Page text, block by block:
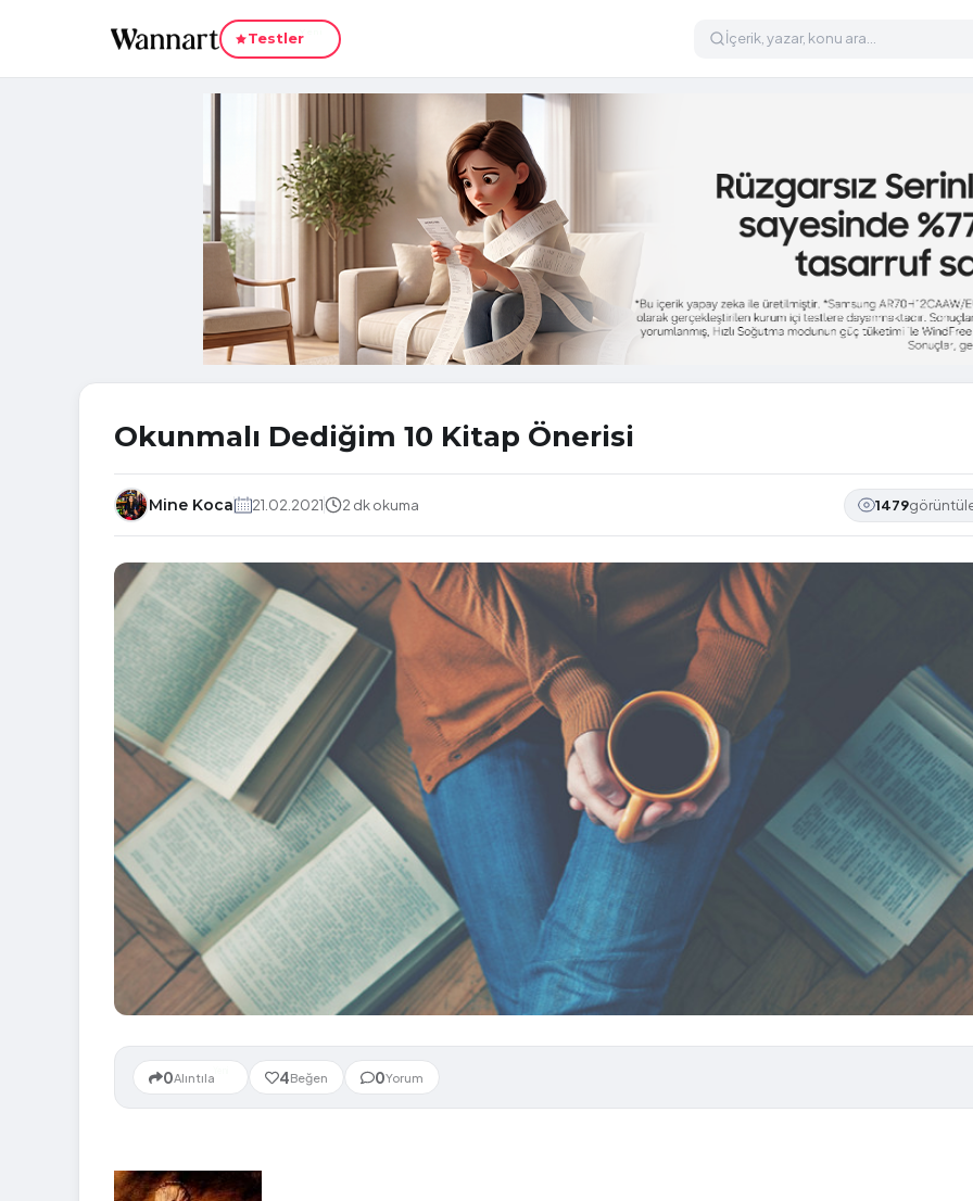
Testler
Okunmalı Dediğim 10 Kitap Önerisi
Mine Koca 21.02.2021 2 dk okuma 1479
0Alıntıla 4Beğen 0Yorum